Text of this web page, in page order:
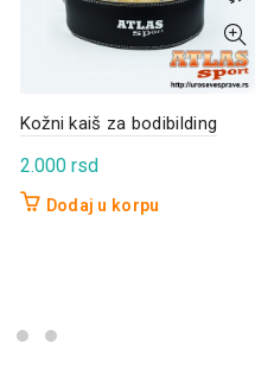
Kožni kaiš za bodibilding
2.000 rsd
Dodaj u korpu